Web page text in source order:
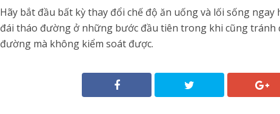
Hãy bắt đầu bất kỳ thay đổi chế độ ăn uống và lối sống
đái tháo đường ở những bước đầu tiên trong khi cũng
đường mà không kiểm soát được.